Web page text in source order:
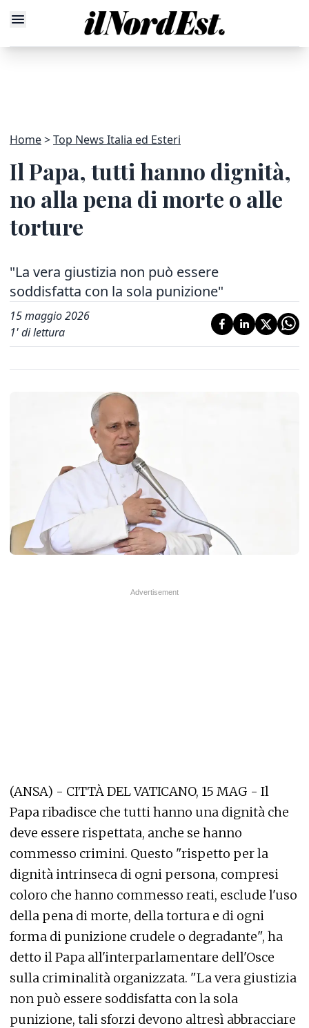
Home Top News Italia ed Esteri
Il Papa, tutti hanno dignità,
no alla pena di morte o alle
torture
"La vera giustizia non può essere
soddisfatta con la sola punizione"
15 maggio 2026
1' di lettura
(ANSA) - CITTÀ DEL VATICANO, 15 MAG - Il
Papa ribadisce che tutti hanno una dignità che
deve essere rispettata, anche se hanno
commesso crimini. Questo "rispetto per la
dignità intrinseca di ogni persona, compresi
coloro che hanno commesso reati, esclude l'uso
della pena di morte, della tortura e di ogni
forma di punizione crudele o degradante", ha
detto il Papa all'interparlamentare dell'Osce
sulla criminalità organizzata. "La vera giustizia
non può essere soddisfatta con la sola
punizione, tali sforzi devono altresì abbracciare